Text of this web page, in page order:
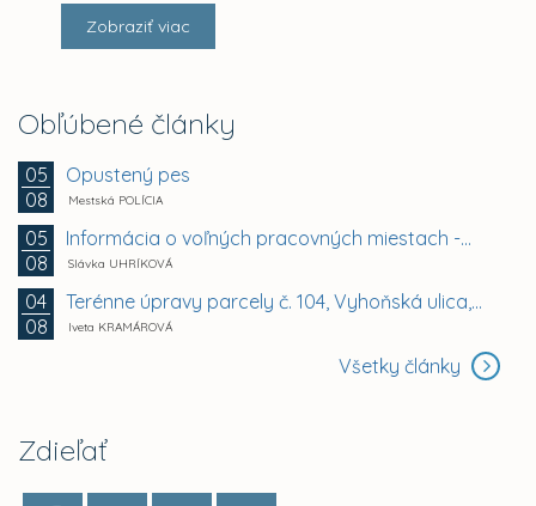
Zobraziť viac
Obľúbené články
05
08
Opustený pes
Mestská POLÍCIA
05
08
Informácia o voľných pracovných miestach -...
Slávka UHRÍKOVÁ
04
08
Terénne úpravy parcely č. 104, Vyhoňská ulica,...
Iveta KRAMÁROVÁ
Všetky články
Zdieľať